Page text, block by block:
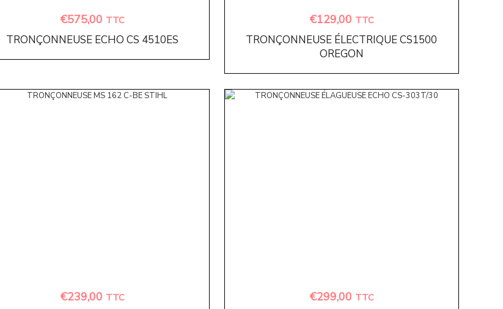
€575,00 TTC
TRONÇONNEUSE ECHO CS 4510ES
€129,00 TTC
TRONÇONNEUSE ÉLECTRIQUE CS1500
OREGON
€239,00 TTC €299,00 TTC